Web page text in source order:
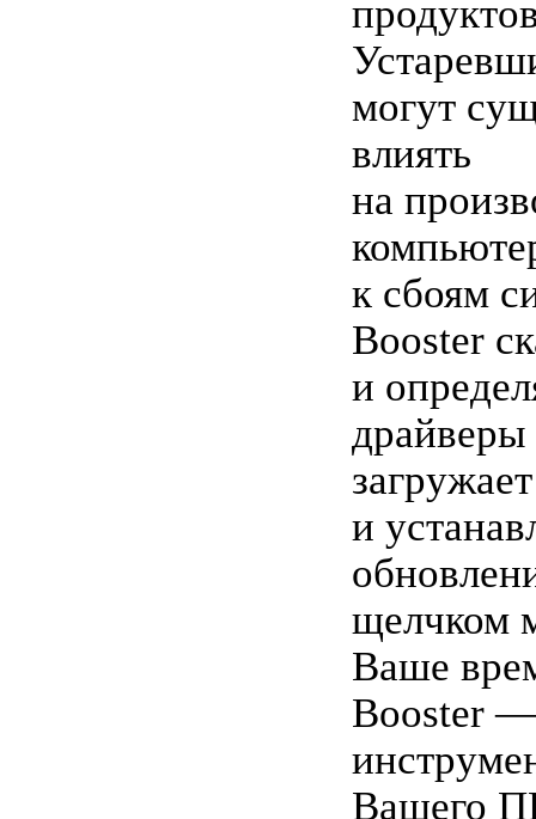
могут
влиять
на
к сбоям
Booster
и
драйверы
загружает
и
щелчком
Ваше
Booster
Вашего